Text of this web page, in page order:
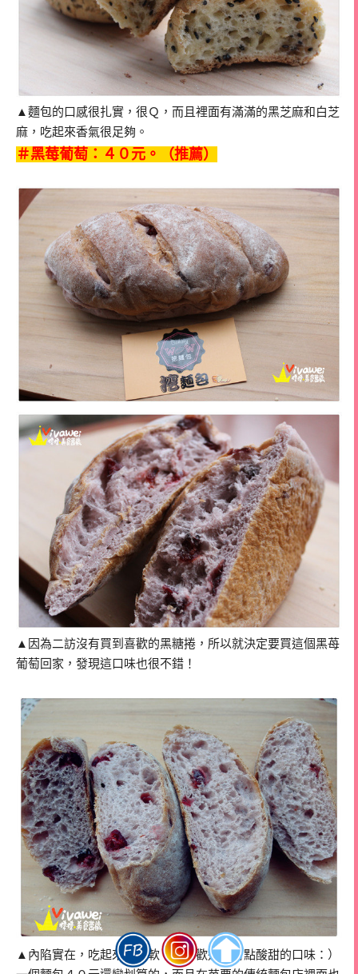
▲麵包的口感很扎實，很Ｑ，而且裡面有滿滿的黑芝麻和白芝
麻，吃起來香氣很足夠。
＃黑莓葡萄：４０元。（推薦）
▲因為二訪沒有買到喜歡的黑糖捲，所以就決定要買這個黑苺
葡萄回家，發現這口味也很不錯！
▲內陷實在，吃起來很柔軟，我喜歡這種有點酸甜的口味：）